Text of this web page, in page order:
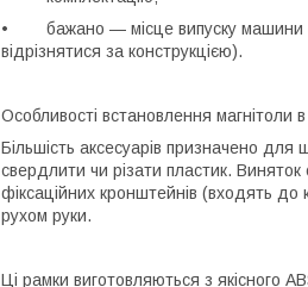
• бажано — місце випуску машини
відрізнятися за конструкцією).
Особливості встановлення магнітоли
Більшість аксесуарів призначено
свердлити чи різати пластик.
фіксаційних кронштейнів (входять до
рухом руки.
Ці рамки виготовляються з якісного